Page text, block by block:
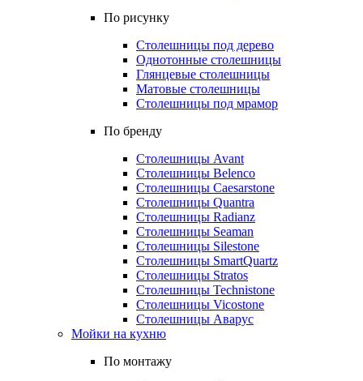
По рисунку
Столешницы под дерево
Однотонные столешницы
Глянцевые столешницы
Матовые столешницы
Столешницы под мрамор
По бренду
Столешницы Avant
Столешницы Belenco
Столешницы Caesarstone
Столешницы Quantra
Столешницы Radianz
Столешницы Seaman
Столешницы Silestone
Столешницы SmartQuartz
Столешницы Stratos
Столешницы Technistone
Столешницы Vicostone
Столешницы Аварус
Мойки на кухню
По монтажу